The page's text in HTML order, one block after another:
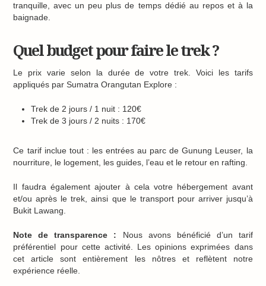
tranquille, avec un peu plus de temps dédié au repos et à la
baignade.
Quel budget pour faire le trek ?
Le prix varie selon la durée de votre trek. Voici les tarifs
appliqués par Sumatra Orangutan Explore :
Trek de 2 jours / 1 nuit : 120€
Trek de 3 jours / 2 nuits : 170€
Ce tarif inclue tout : les entrées au parc de Gunung Leuser, la
nourriture, le logement, les guides, l’eau et le retour en rafting.
Il faudra également ajouter à cela votre hébergement avant
et/ou après le trek, ainsi que le transport pour arriver jusqu’à
Bukit Lawang.
Note de transparence : Nous avons bénéficié d’un tarif
préférentiel pour cette activité. Les opinions exprimées dans
cet article sont entièrement les nôtres et reflètent notre
expérience réelle.